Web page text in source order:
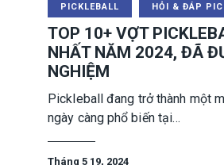
PICKLEBALL HỎI & ĐÁP
TOP 10+ VỢT
NHẤT NĂM 2024, ĐÃ
NGHIỆM
Pickleball đang trở thành một
ngày càng phổ biến tại…
Tháng 5 19, 2024